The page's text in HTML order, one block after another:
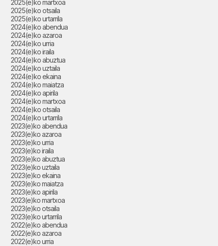
2025(e)ko martxoa
2025(e)ko otsaila
2025(e)ko urtarrila
2024(e)ko abendua
2024(e)ko azaroa
2024(e)ko urria
2024(e)ko iraila
2024(e)ko abuztua
2024(e)ko uztaila
2024(e)ko ekaina
2024(e)ko maiatza
2024(e)ko apirila
2024(e)ko martxoa
2024(e)ko otsaila
2024(e)ko urtarrila
2023(e)ko abendua
2023(e)ko azaroa
2023(e)ko urria
2023(e)ko iraila
2023(e)ko abuztua
2023(e)ko uztaila
2023(e)ko ekaina
2023(e)ko maiatza
2023(e)ko apirila
2023(e)ko martxoa
2023(e)ko otsaila
2023(e)ko urtarrila
2022(e)ko abendua
2022(e)ko azaroa
2022(e)ko urria